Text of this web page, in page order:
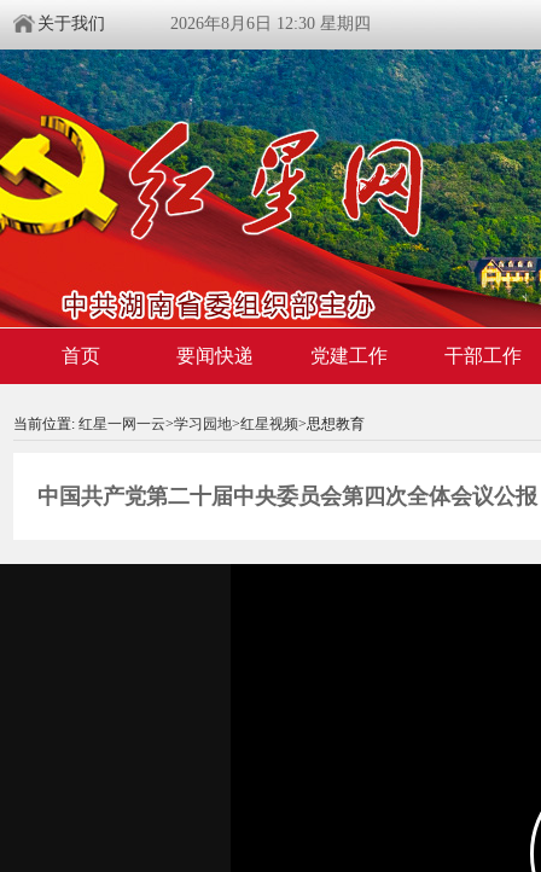
关于我们 2026年8月6日 12:30 星期四
首页 要闻快递 党建工作 干部工作
当前位置: 红星一网一云>学习园地>红星视频>思想教育
中国共产党第二十届中央委员会第四次全体会议公报
00:00:00 / 00:00